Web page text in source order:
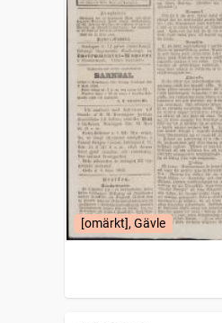
[omärkt], Gävle